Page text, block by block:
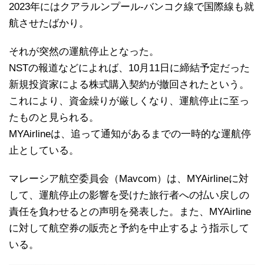
2023年にはクアラルンプール-バンコク線で国際線も就
航させたばかり。
それが突然の運航停止となった。
NSTの報道などによれば、10月11日に締結予定だった
新規投資家による株式購入契約が撤回されたという。
これにより、資金繰りが厳しくなり、運航停止に至っ
たものと見られる。
MYAirlineは、追って通知があるまでの一時的な運航停
止としている。
マレーシア航空委員会（Mavcom）は、MYAirlineに対
して、運航停止の影響を受けた旅行者への払い戻しの
責任を負わせるとの声明を発表した。また、MYAirline
に対して航空券の販売と予約を中止するよう指示して
いる。